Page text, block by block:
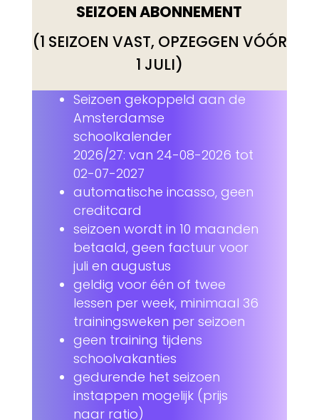
SEIZOEN ABONNEMENT
(1 SEIZOEN VAST, OPZEGGEN VÓÓR
1 JULI)
Seizoen gekoppeld aan de
Amsterdamse
schoolkalender
2026/27: van 24-08-2026 tot
02-07-2027
automatische incasso, geen
creditcard
seizoen wordt in 10 maanden
betaald, geen factuur voor
juli en augustus
geldig voor één of twee
lessen per week, minimaal 36
trainingsweken per seizoen
geen training tijdens
schoolvakanties
gedurende het seizoen
instappen mogelijk (prijs
naar ratio)